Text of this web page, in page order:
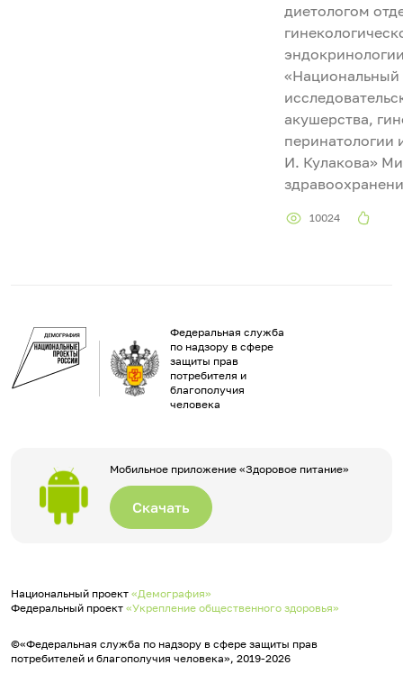
диетологом
акушерства,
перинатологии
И. Кулакова»
10024
Федеральная служба
по надзору в сфере
защиты прав
потребителя и
благополучия
человека
Мобильное приложение «Здоровое питание»
Скачать
Национальный проект «Демография»
Федеральный проект «Укрепление общественного здоровья»
©«Федеральная служба по надзору в сфере защиты прав
потребителей и благополучия человека», 2019-2026